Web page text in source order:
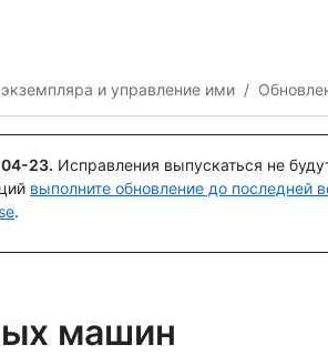
и управление ими /
23. Исправления выпускаться не
выполните обновление до последней
.
машин